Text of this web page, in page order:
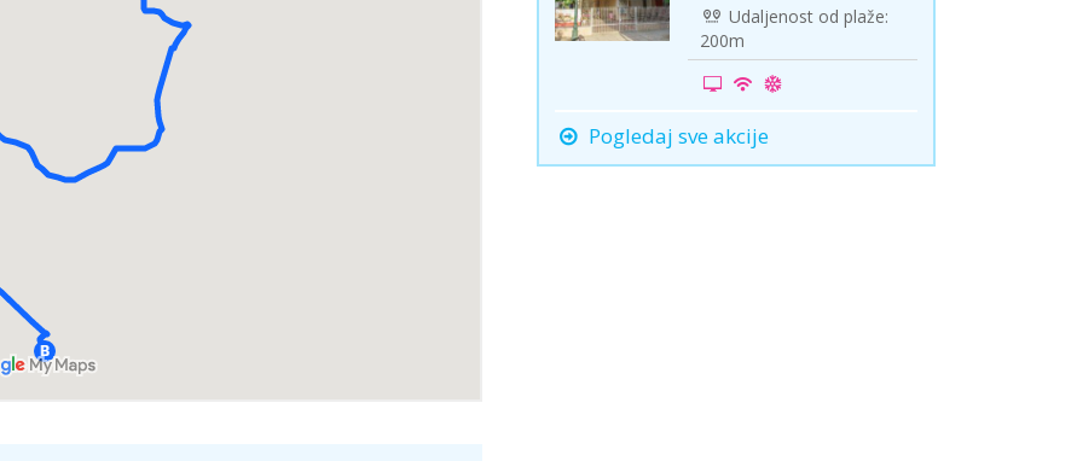
Udaljenost od plaže:
200m
Pogledaj sve akcije